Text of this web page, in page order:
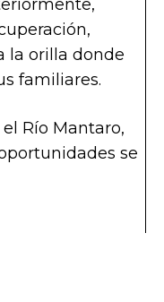
la orilla donde
familiares.
Río Mantaro,
se